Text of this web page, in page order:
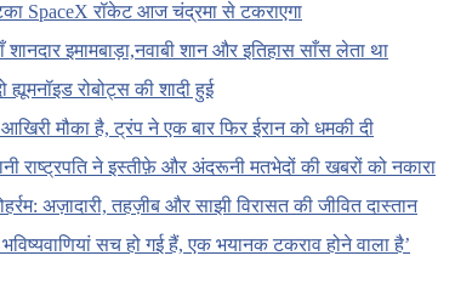
SpaceX रॉकेट आज चंद्रमा से टकराएगा
शानदार इमामबाड़ा,नवाबी शान और इतिहास साँस लेता था
रोबोट्स की शादी हुई
मौका है, ट्रंप ने एक बार फिर ईरान को धमकी दी
राष्ट्रपति ने इस्तीफ़े और अंदरूनी मतभेदों की खबरों को नकारा
अज़ादारी, तहज़ीब और साझी विरासत की जीवित दास्तान
सच हो गई हैं, एक भयानक टकराव होने वाला है’